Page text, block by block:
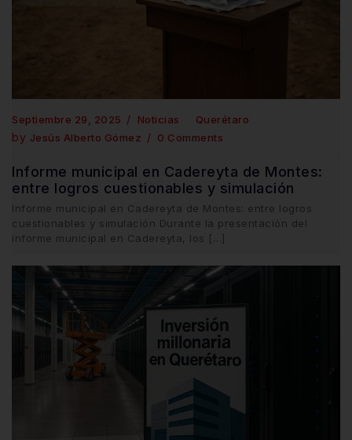
Septiembre 29, 2025 Noticias Querétaro
by Jesús Alberto Gómez 0 Comments
Informe municipal en Cadereyta de Montes:
entre logros cuestionables y simulación
Informe municipal en Cadereyta de Montes: entre logros
cuestionables y simulación Durante la presentación del
informe municipal en Cadereyta, los […]